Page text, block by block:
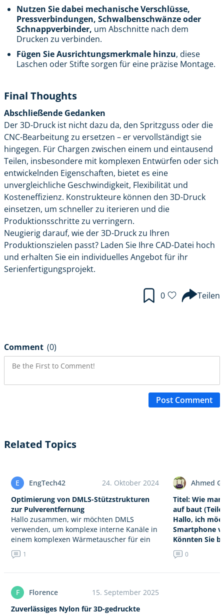
Nutzen Sie dabei mechanische Verschlüsse,
Pressverbindungen, Schwalbenschwänze oder
Schnappverbinder, um Abschnitte nach dem
Drucken zu verbinden.
Fügen Sie Ausrichtungsmerkmale hinzu, diese
Laschen oder Stifte sorgen für eine präzise Montage.
Final Thoughts
Abschließende Gedanken
Der 3D-Druck ist nicht dazu da, den Spritzguss oder die
CNC-Bearbeitung zu ersetzen – er vervollständigt sie
hingegen. Für Chargen zwischen einem und eintausend
Teilen, insbesondere mit komplexen Entwürfen oder sich
entwickelnden Eigenschaften, bietet es eine
unvergleichliche Geschwindigkeit, Flexibilität und
Kosteneffizienz. Konstrukteure können den 3D-Druck
einsetzen, um schneller zu iterieren und die
Produktionsschritte zu verringern.
Neugierig darauf, wieder 3D-Druckzu Ihren
Produktionszielen passt? Laden Sie Ihre CAD-Datei hoch
und erhalten Sie ein individuelles Angebot für ihr
Serienfertigungsprojekt.
0 Teilen
Comment (0)
Post Comment
Related Topics
E EngTech42
24. Oktober 2024
Optimierung von DMLS-Stützstrukturen
zur Pulverentfernung
Hallo zusammen, wir möchten DMLS
verwenden, um komplexe interne Kanäle in
einem komplexen Wärmetauscher für ein
miniaturisiertes Kühlsystem in einem
tragbaren medizinischen Gerät zu
1
F Florence
15. September 2025
Zuverlässiges Nylon für 3D-gedruckte
Ahmed
Titel: Wie
auf baut
Hallo, ich
Smartphone
Könnten Sie
vollständige
0